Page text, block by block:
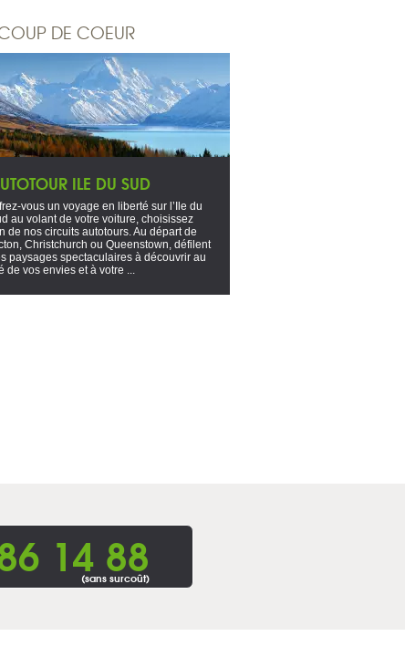
DE COEUR
ILE DU SUD
vous un voyage en liberté sur l’Ile du
au volant de votre voiture, choisissez
de nos circuits autotours. Au départ de
Christchurch ou Queenstown, défilent
paysages spectaculaires à découvrir au
de vos envies et à votre ...
14 88
(sans surcoût)